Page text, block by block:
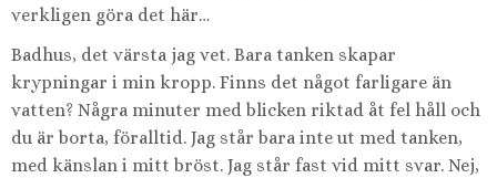
verkligen göra det här…
Badhus, det värsta jag vet. Bara tanken skapar
krypningar i min kropp. Finns det något farligare än
vatten? Några minuter med blicken riktad åt fel håll och
du är borta, föralltid. Jag står bara inte ut med tanken,
med känslan i mitt bröst. Jag står fast vid mitt svar. Nej,